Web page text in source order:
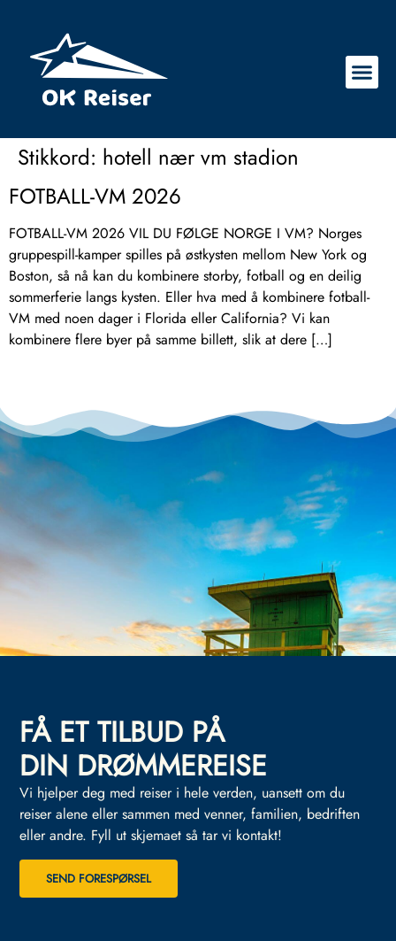
Stikkord: hotell nær vm stadion
FOTBALL-VM 2026
FOTBALL-VM 2026 VIL DU FØLGE NORGE I VM? Norges
gruppespill-kamper spilles på østkysten mellom New York og
Boston, så nå kan du kombinere storby, fotball og en deilig
sommerferie langs kysten. Eller hva med å kombinere fotball-
VM med noen dager i Florida eller California? Vi kan
kombinere flere byer på samme billett, slik at dere […]
FÅ ET TILBUD PÅ
DIN DRØMMEREISE
Vi hjelper deg med reiser i hele verden, uansett om du
reiser alene eller sammen med venner, familien, bedriften
eller andre. Fyll ut skjemaet så tar vi kontakt!
SEND FORESPØRSEL